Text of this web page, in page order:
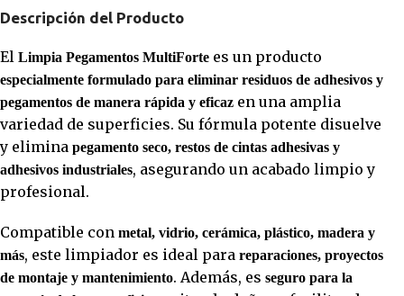
Descripción del Producto
El Limpia Pegamentos MultiForte es un producto
especialmente formulado para eliminar residuos de adhesivos y
pegamentos de manera rápida y eficaz en una amplia
variedad de superficies. Su fórmula potente disuelve
y elimina pegamento seco, restos de cintas adhesivas y
adhesivos industriales, asegurando un acabado limpio y
profesional.
Compatible con metal, vidrio, cerámica, plástico, madera y
más, este limpiador es ideal para reparaciones, proyectos
de montaje y mantenimiento. Además, es seguro para la